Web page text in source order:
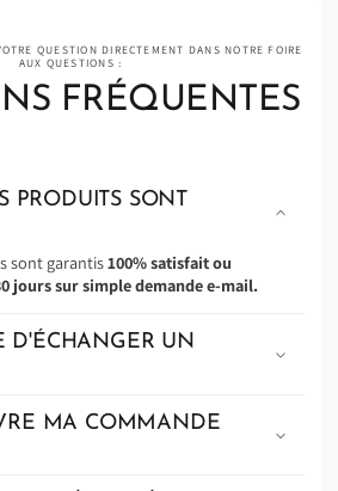
QUESTION DIRECTEMENT DANS NOTRE FOIRE
AUX QUESTIONS :
FRÉQUENTES
PRODUITS SONT
sont garantis100% satisfait ou
jours sur simple demande e-mail.
D'ÉCHANGER UN
MA COMMANDE